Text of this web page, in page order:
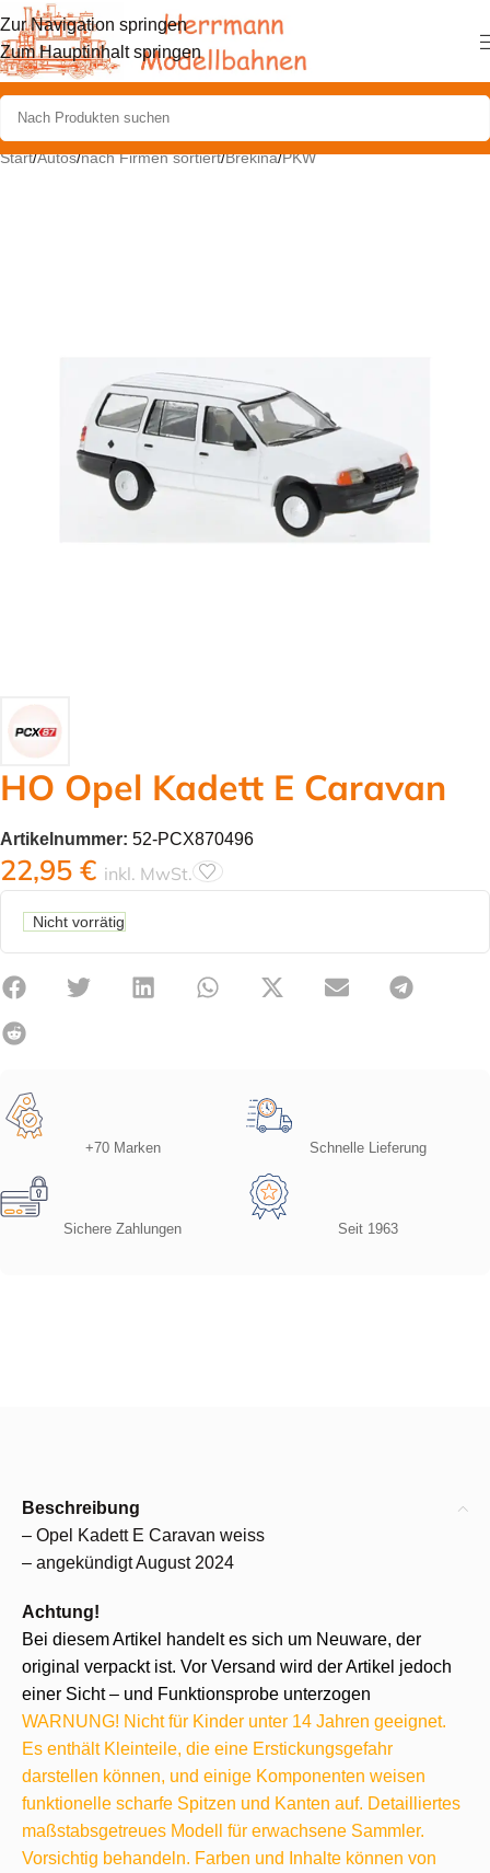
Zur Navigation springen
Zum Hauptinhalt springen
Start/Autos/nach Firmen sortiert/Brekina/PKW
HO Opel Kadett E Caravan
Artikelnummer: 52-PCX870496
22,95 € inkl. MwSt.
Nicht vorrätig
+70 Marken Schnelle Lieferung
Sichere Zahlungen Seit 1963
Beschreibung
– Opel Kadett E Caravan weiss
– angekündigt August 2024
Achtung!
Bei diesem Artikel handelt es sich um Neuware, der
original verpackt ist. Vor Versand wird der Artikel jedoch
einer Sicht – und Funktionsprobe unterzogen
WARNUNG! Nicht für Kinder unter 14 Jahren geeignet.
Es enthält Kleinteile, die eine Erstickungsgefahr
darstellen können, und einige Komponenten weisen
funktionelle scharfe Spitzen und Kanten auf. Detailliertes
maßstabsgetreues Modell für erwachsene Sammler.
Vorsichtig behandeln. Farben und Inhalte können von